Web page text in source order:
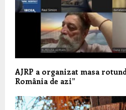
AJRP a organizat masa
România de azi”